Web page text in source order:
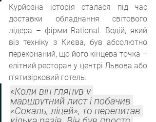
Курйозна історія сталася під час
доставки обладнання світового
лідера – фірми Rational. Водій, який
віз техніку з Києва, був абсолютно
переконаний, що його кінцева точка –
елітний ресторан у центрі Львова або
п’ятизірковий готель.
«Коли він глянув у
маршрутний лист і побачив
«Сокаль, ліцей», то перепитав